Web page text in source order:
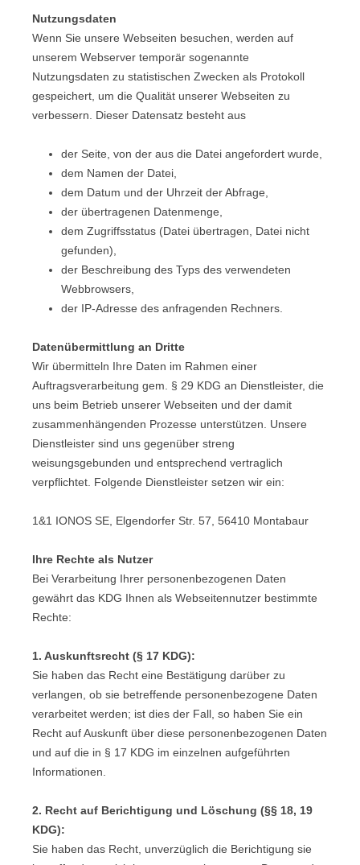
Nutzungsdaten
Wenn Sie unsere Webseiten besuchen, werden auf
unserem Webserver temporär sogenannte
Nutzungsdaten zu statistischen Zwecken als Protokoll
gespeichert, um die Qualität unserer Webseiten zu
verbessern. Dieser Datensatz besteht aus
der Seite, von der aus die Datei angefordert wurde,
dem Namen der Datei,
dem Datum und der Uhrzeit der Abfrage,
der übertragenen Datenmenge,
dem Zugriffsstatus (Datei übertragen, Datei nicht
gefunden),
der Beschreibung des Typs des verwendeten
Webbrowsers,
der IP-Adresse des anfragenden Rechners.
Datenübermittlung an Dritte
Wir übermitteln Ihre Daten im Rahmen einer
Auftragsverarbeitung gem. § 29 KDG an Dienstleister, die
uns beim Betrieb unserer Webseiten und der damit
zusammenhängenden Prozesse unterstützen. Unsere
Dienstleister sind uns gegenüber streng
weisungsgebunden und entsprechend vertraglich
verpflichtet. Folgende Dienstleister setzen wir ein:
1&1 IONOS SE, Elgendorfer Str. 57, 56410 Montabaur
Ihre Rechte als Nutzer
Bei Verarbeitung Ihrer personenbezogenen Daten
gewährt das KDG Ihnen als Webseitennutzer bestimmte
Rechte:
1. Auskunftsrecht (§ 17 KDG):
Sie haben das Recht eine Bestätigung darüber zu
verlangen, ob sie betreffende personenbezogene Daten
verarbeitet werden; ist dies der Fall, so haben Sie ein
Recht auf Auskunft über diese personenbezogenen Daten
und auf die in § 17 KDG im einzelnen aufgeführten
Informationen.
2. Recht auf Berichtigung und Löschung (§§ 18, 19
KDG):
Sie haben das Recht, unverzüglich die Berichtigung sie